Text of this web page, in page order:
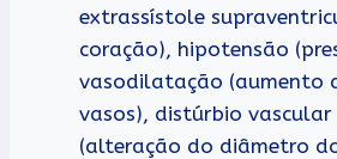
extrassístole
coração), hipotensão
vasodilatação (aumento
vasos), distúrbio
(alteração do diâmetro